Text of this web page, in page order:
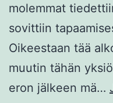
molemmat
sovittiin
Oikeestaan tää
muutin tähän
eron jälkeen mä…